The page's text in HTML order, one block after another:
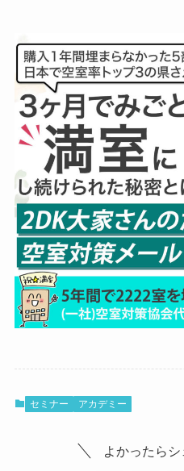
セミナー アカデミー
よかったらシ